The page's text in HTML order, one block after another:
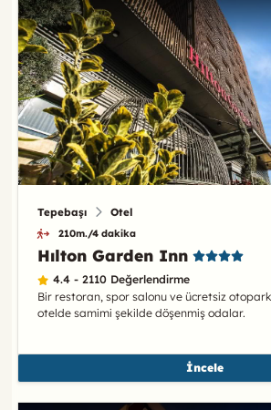
Tepebaşı Otel
210m./4 dakika
Hılton Garden Inn
4.4 - 2110 Değerlendirme
Bir restoran, spor salonu ve ücretsiz
otelde samimi şekilde döşenmiş odalar.
İncele